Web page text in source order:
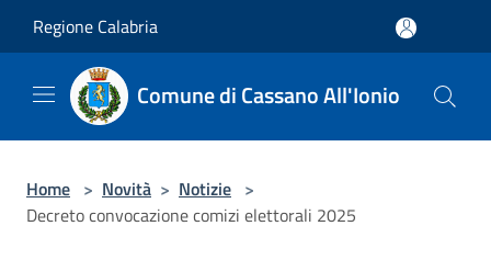
Regione Calabria
Comune di Cassano All'Ionio
Home > Novità > Notizie >
Decreto convocazione comizi elettorali 2025